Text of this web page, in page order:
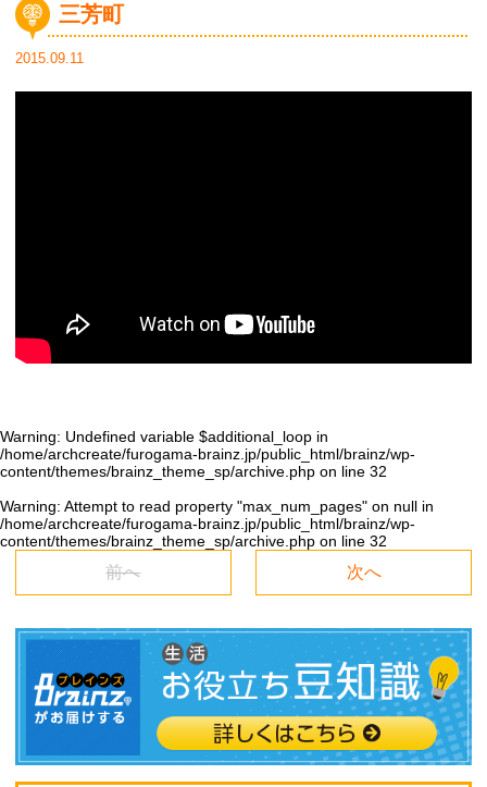
三芳町
2015.09.11
Warning: Undefined variable $additional_loop in
/home/archcreate/furogama-brainz.jp/public_html/brainz/wp-
content/themes/brainz_theme_sp/archive.php on line 32
Warning: Attempt to read property "max_num_pages" on null in
/home/archcreate/furogama-brainz.jp/public_html/brainz/wp-
content/themes/brainz_theme_sp/archive.php on line 32
前へ 次へ